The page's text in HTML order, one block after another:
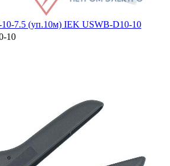
7.5 (уп.10м) IEK USWB-D10-10
10